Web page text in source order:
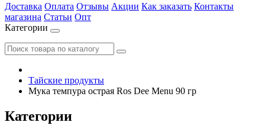
Доставка Оплата Отзывы Акции Как заказать Контакты
магазина Статьи Опт
Категории
Тайские продукты
Мука темпура острая Ros Dee Menu 90 гр
Категории